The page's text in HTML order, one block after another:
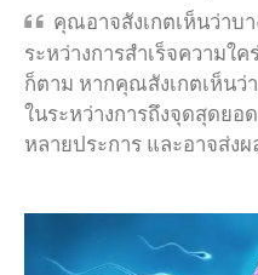
คุณอาจสังเกตเห็นว่าบ
ระหว่างการสําเร็จความใ
ก็ตาม หากคุณสังเกตเห็น
ในระหว่างการถึงจุดสุดยอ
หลายประการ และอาจส่ง